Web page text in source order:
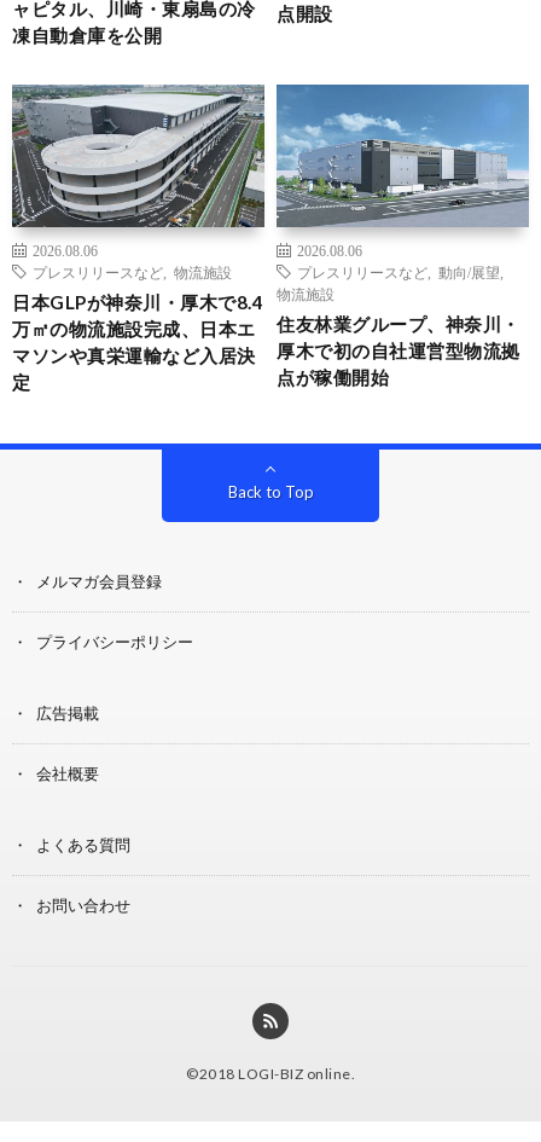
ャピタル、川崎・東扇島の冷
凍自動倉庫を公開
点開設
2026.08.06
プレスリリースなど
物流施設
日本GLPが神奈川・厚木で8.4
万㎡の物流施設完成、日本エ
マソンや真栄運輸など入居決
定
2026.08.06
プレスリリースなど
動向/展望
物流施設
住友林業グループ、神奈川・
厚木で初の自社運営型物流拠
点が稼働開始
Back to Top
メルマガ会員登録
プライバシーポリシー
広告掲載
会社概要
よくある質問
お問い合わせ
©2018 LOGI-BIZ online